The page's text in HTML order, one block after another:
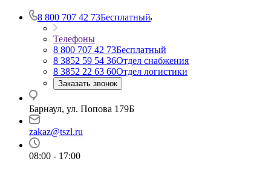
8 800 707 42 73Бесплатный
Телефоны
8 800 707 42 73Бесплатный
8 3852 59 54 36Отдел снабжения
8 3852 22 63 60Отдел логистики
Заказать звонок
Барнаул, ул. Попова 179Б
zakaz@tszl.ru
08:00 - 17:00